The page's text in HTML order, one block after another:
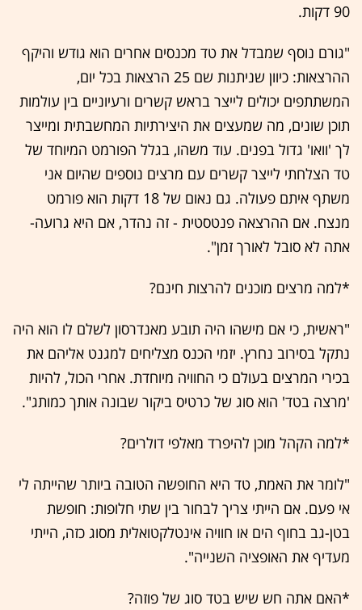
90 דקות.
"גורם נוסף שמבדל את טד מכנסים אחרים הוא גודש והיקף
ההרצאות: כיוון שניתנות שם 25 הרצאות בכל יום,
המשתתפים יכולים לייצר בראש קשרים ורעיוניים בין עולמות
תוכן שונים, מה שמעצים את היצירתיות המחשבתית ומייצר
לך 'וואו' גדול בפנים. עוד משהו, בגלל הפורמט המיוחד של
טד הצלחתי לייצר קשרים עם מרצים נוספים שהיום אני
משתף איתם פעולה. גם נאום של 18 דקות הוא פורמט
מנצח. אם ההרצאה פנטסטית - זה נהדר, אם היא גרועה-
אתה לא סובל לאורך זמן".
*למה מרצים מוכנים להרצות חינם?
"ראשית, כי אם מישהו היה תובע מאנדרסון לשלם לו הוא היה
נתקל בסירוב נחרץ. יזמי הכנס מצליחים למגנט אליהם את
בכירי המרצים בעולם כי החוויה מיוחדת. אחרי הכול, להיות
'מרצה בטד' הוא סוג של כרטיס ביקור שבונה אותך כמותג".
*למה הקהל מוכן להיפרד מאלפי דולרים?
"לומר את האמת, טד היא החופשה הטובה ביותר שהייתה לי
אי פעם. אם הייתי צריך לבחור בין שתי חלופות: חופשת
בטן-גב בחוף הים או חוויה אינטלקטואלית מסוג כזה, הייתי
מעדיף את האופציה השנייה".
*האם אתה חש שיש בטד סוג של פוזה?